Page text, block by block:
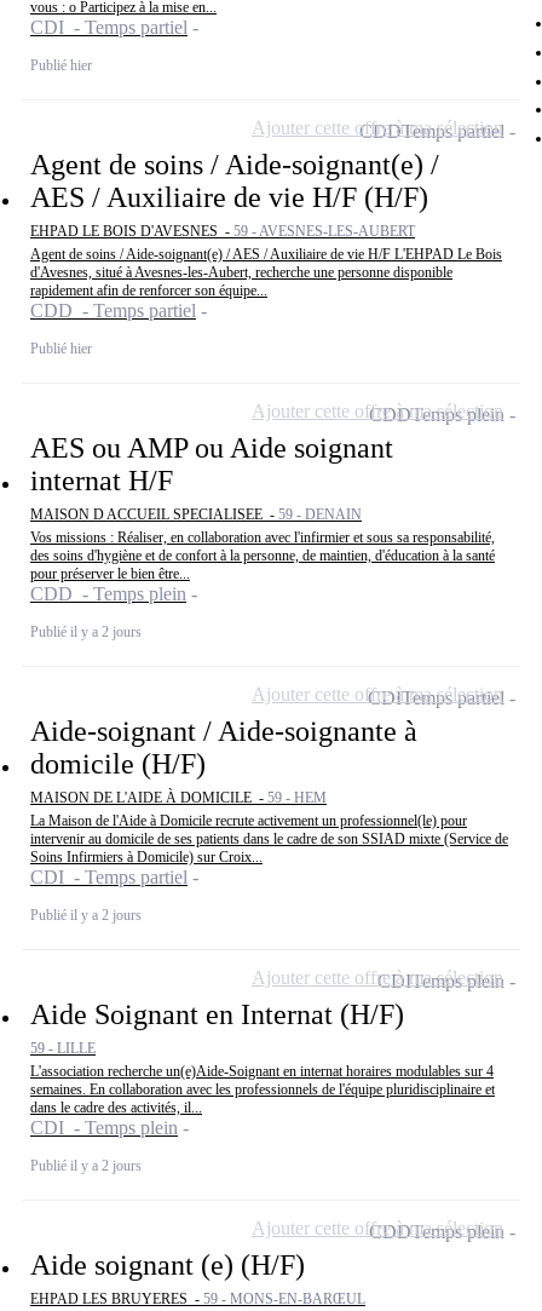
vous : o Participez à la mise en...
CDI - Temps partiel
Publié hier
Agent de soins / Aide-soignant(e) /
AES / Auxiliaire de vie H/F (H/F)
EHPAD LE BOIS D'AVESNES - 59 - AVESNES-LES-AUBERT
Agent de soins / Aide-soignant(e) / AES / Auxiliaire de vie H/F L'EHPAD Le Bois
d'Avesnes, situé à Avesnes-les-Aubert, recherche une personne disponible
rapidement afin de renforcer son équipe...
CDD - Temps partiel
Publié hier
CDDTemps partiel
Ajouter cette offre à ma sélection
AES ou AMP ou Aide soignant
internat H/F
MAISON D ACCUEIL SPECIALISEE - 59 - DENAIN
Vos missions : Réaliser, en collaboration avec l'infirmier et sous sa responsabilité,
des soins d'hygiène et de confort à la personne, de maintien, d'éducation à la santé
pour préserver le bien être...
CDD - Temps plein
Publié il y a 2 jours
CDDTemps plein
Ajouter cette offre à ma sélection
Aide-soignant / Aide-soignante à
domicile (H/F)
MAISON DE L'AIDE À DOMICILE - 59 - HEM
La Maison de l'Aide à Domicile recrute activement un professionnel(le) pour
intervenir au domicile de ses patients dans le cadre de son SSIAD mixte (Service de
Soins Infirmiers à Domicile) sur Croix...
CDI - Temps partiel
Publié il y a 2 jours
CDITemps partiel
Ajouter cette offre à ma sélection
Aide Soignant en Internat (H/F)
59 - LILLE
L'association recherche un(e)Aide-Soignant en internat horaires modulables sur 4
semaines. En collaboration avec les professionnels de l'équipe pluridisciplinaire et
dans le cadre des activités, il...
CDI - Temps plein
Publié il y a 2 jours
CDITemps plein
Ajouter cette offre à ma sélection
Aide soignant (e) (H/F)
EHPAD LES BRUYERES - 59 - MONS-EN-BARŒUL
CDDTemps plein
Ajouter cette offre à ma sélection